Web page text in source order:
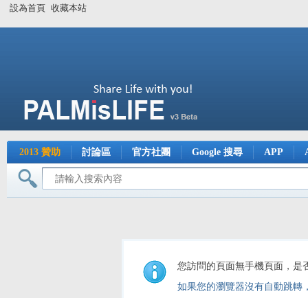
設為首頁 收藏本站
2013 贊助 討論區 官方社團 Google 搜尋 APP
您訪問的頁面無手機頁面，是
如果您的瀏覽器沒有自動跳轉